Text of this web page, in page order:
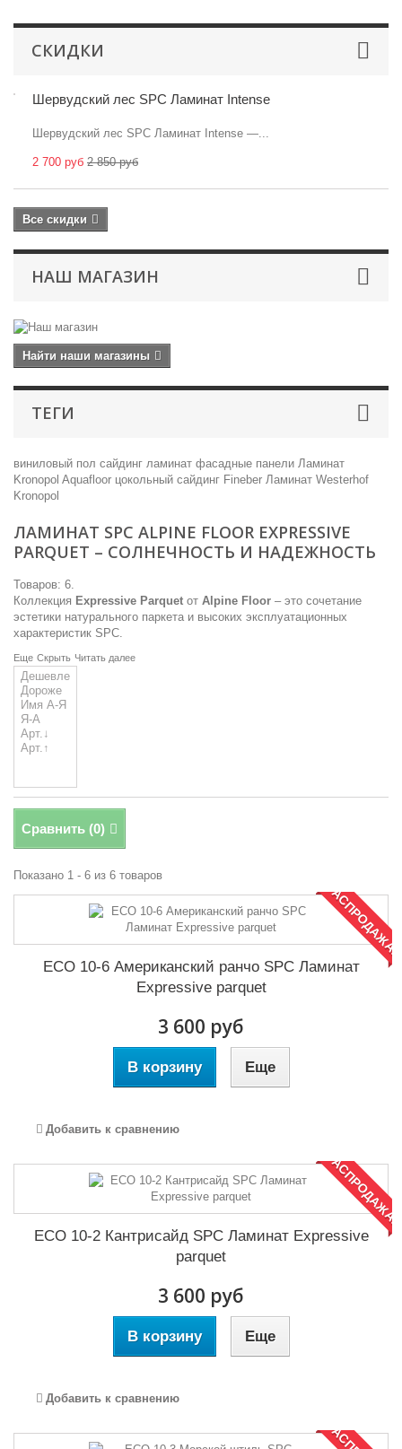
СКИДКИ
Шервудский лес SPC Ламинат Intense
Шервудский лес SPC Ламинат Intense —...
2 700 руб 2 850 руб
Все скидки
НАШ МАГАЗИН
Найти наши магазины
ТЕГИ
виниловый пол сайдинг ламинат фасадные панели Ламинат
Kronopol Aquafloor цокольный сайдинг Fineber Ламинат Westerhof
Kronopol
ЛАМИНАТ SPC ALPINE FLOOR EXPRESSIVE
PARQUET – СОЛНЕЧНОСТЬ И НАДЕЖНОСТЬ
Товаров: 6.
Коллекция Expressive Parquet от Alpine Floor – это сочетание
эстетики натурального паркета и высоких эксплуатационных
характеристик SPC.
Еще Скрыть Читать далее
Сравнить (0)
Показано 1 - 6 из 6 товаров
РАСПРОДАЖА!
ECO 10-6 Американский ранчо SPC Ламинат
Expressive parquet
3 600 руб
В корзину Еще
Добавить к сравнению
РАСПРОДАЖА!
ECO 10-2 Кантрисайд SPC Ламинат Expressive
parquet
3 600 руб
В корзину Еще
Добавить к сравнению